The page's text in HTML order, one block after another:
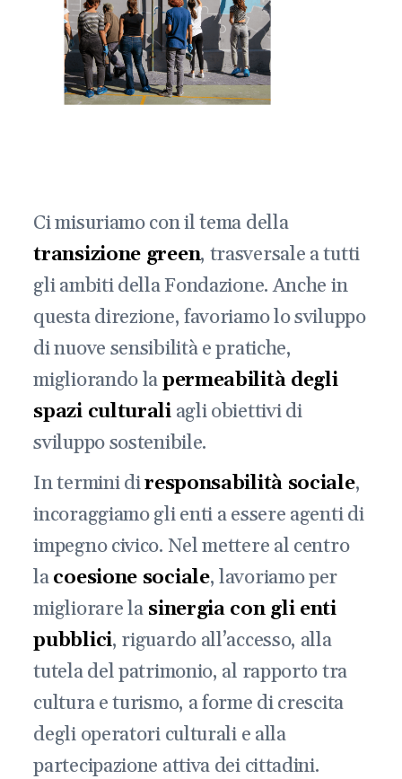
Ci misuriamo con il tema della
transizione green, trasversale a tutti
gli ambiti della Fondazione. Anche in
questa direzione, favoriamo lo sviluppo
di nuove sensibilità e pratiche,
migliorando lapermeabilità degli
spazi culturaliagli obiettivi di
sviluppo sostenibile.
In termini diresponsabilità sociale,
incoraggiamo gli enti a essere agenti di
impegno civico. Nel mettere al centro
lacoesione sociale, lavoriamo per
migliorare lasinergia con gli enti
pubblici, riguardo all’accesso, alla
tutela del patrimonio, al rapporto tra
cultura e turismo, a forme di crescita
degli operatori culturali e alla
partecipazione attiva dei cittadini.